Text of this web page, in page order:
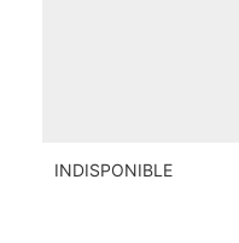
INDISPONIBLE